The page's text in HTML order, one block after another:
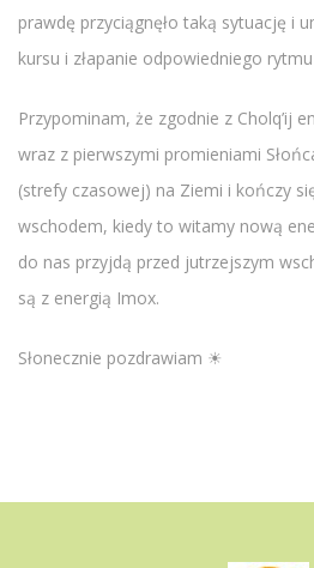
prawdę przyciągnęło taką sytuację i
kursu i złapanie odpowiedniego rytmu
Przypominam, że zgodnie z Cholq’ij
wraz z pierwszymi promieniami
(strefy czasowej) na Ziemi i kończy
wschodem, kiedy to witamy nową
do nas przyjdą przed jutrzejszym
są z energią Imox.
Słonecznie pozdrawiam ☀